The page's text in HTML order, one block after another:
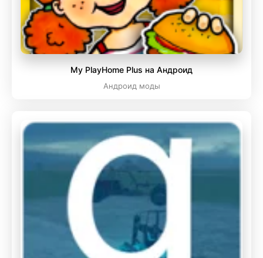
My PlayHome Plus на Андроид
Андроид моды